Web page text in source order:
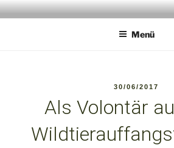
Zum
InhaltANIMALPERSON
Menü
30/06/2017
Als Volontär